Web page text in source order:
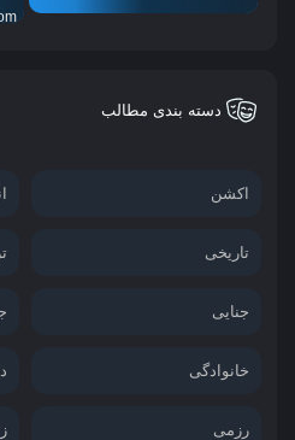
دسته بندی مطالب
اکشن
تاریخی
جنایی
خانوادگی
رزمی